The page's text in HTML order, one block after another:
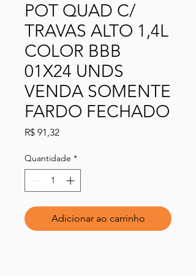
POT QUAD C/
TRAVAS ALTO 1,4L
COLOR BBB
01X24 UNDS
VENDA SOMENTE
FARDO FECHADO
R$ 91,32Preço
Quantidade *
Adicionar ao carrinho